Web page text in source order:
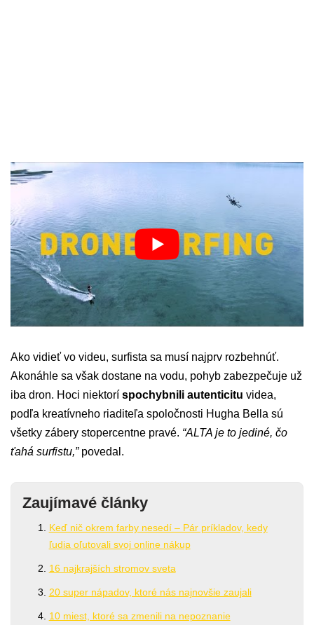
Ako vidieť vo videu, surfista sa musí najprv rozbehnúť.
Akonáhle sa však dostane na vodu, pohyb zabezpečuje už
iba dron. Hoci niektorí spochybnili autenticitu videa,
podľa kreatívneho riaditeľa spoločnosti Hugha Bella sú
všetky zábery stopercentne pravé. “ALTA je to jediné, čo
ťahá surfistu,”povedal.
Zaujímavé články
Keď nič okrem farby nesedí – Pár príkladov, kedy
ľudia oľutovali svoj online nákup
16 najkrajších stromov sveta
20 super nápadov, ktoré nás najnovšie zaujali
10 miest, ktoré sa zmenili na nepoznanie